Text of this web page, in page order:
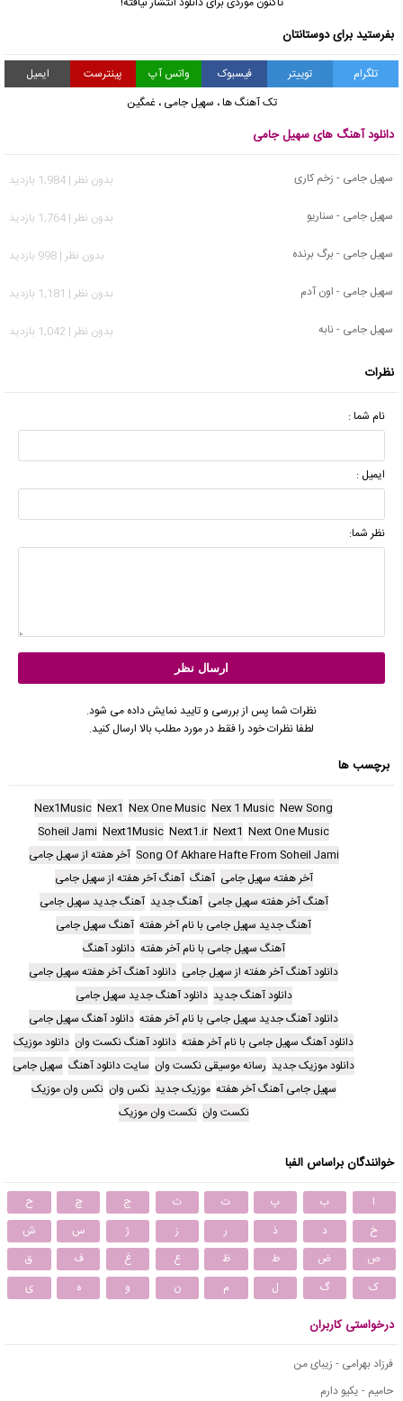
بفرستید برای دوستانتان
تلگرام توییتر فیسبوک واتس آپ پینترست
ایمیل
تک آهنگ ها، سهیل جامی ،غمگین
دانلود آهنگ های سهیل جامی
سهیل جامی - زخم کاری
بدون نظر | 1,984 بازدید
سهیل جامی - سناریو
بدون نظر | 1,764 بازدید
سهیل جامی - برگ برنده
بدون نظر | 998 بازدید
سهیل جامی - اون آدم
بدون نظر | 1,181 بازدید
سهیل جامی - نابه
بدون نظر | 1,042 بازدید
نظرات
نام شما :
ایمیل :
نظر شما:
نظرات شما پس از بررسی و تایید نمایش داده می شود.
لطفا نظرات خود را فقط در مورد مطلب بالا ارسال کنید.
برچسب ها
New Song
Nex 1 Music
Nex One Music
Nex1
Nex1Music
Next One Music
Next1
Next1.ir
Next1Music
Soheil Jami
Song Of Akhare Hafte From Soheil Jami آخر هفته از سهیل جامی
آخر هفته سهیل جامی آهنگ آهنگ آخر هفته از سهیل جامی
آهنگ آخر هفته سهیل جامی آهنگ جدید آهنگ جدید سهیل جامی
آهنگ جدید سهیل جامی با نام آخر هفته آهنگ سهیل جامی
آهنگ سهیل جامی با نام آخر هفته دانلود آهنگ
دانلود آهنگ آخر هفته از سهیل جامی دانلود آهنگ آخر هفته سهیل جامی
دانلود آهنگ جدید دانلود آهنگ جدید سهیل جامی
دانلود آهنگ جدید سهیل جامی با نام آخر هفته دانلود آهنگ سهیل جامی
دانلود آهنگ سهیل جامی با نام آخر هفته دانلود آهنگ نکست وان دانلود موزیک
دانلود موزیک جدید رسانه موسیقی نکست وان سایت دانلود آهنگ سهیل جامی
سهیل جامی آهنگ آخر هفته موزیک جدید نکس وان نکس وان موزیک
نکست وان نکست وان موزیک
خوانندگان براساس الفبا
ا ب پ ت ث ج چ
ح
خ
د ذ ر ز ژ س
ش
ص
ض ط ظ ع غ ف
ق
ک
گ ل م ن و ه ی
درخواستی کاربران
فرزاد بهرامی - زیبای من
حامیم - یکیو دارم